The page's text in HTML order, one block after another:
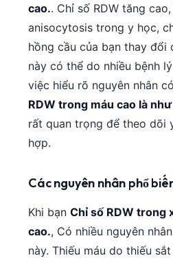
cao.. Chỉ số RDW tăng
anisocytosis trong y học,
hồng cầu của bạn thay đổi
này có thể do nhiều bệnh
việc hiểu rõ nguyên nhân
RDW trong máu cao là
rất quan trọng để theo dõi
hợp.
Các nguyên nhân phổ
Khi bạn Chỉ số RDW trong
cao., Có nhiều nguyên
này. Thiếu máu do thiếu